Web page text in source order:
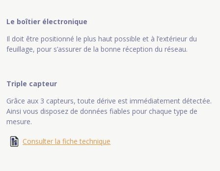
Le boîtier électronique
Il doit être positionné le plus haut possible et à l’extérieur du
feuillage, pour s’assurer de la bonne réception du réseau.
Triple capteur
Grâce aux 3 capteurs, toute dérive est immédiatement détectée.
Ainsi vous disposez de données fiables pour chaque type de
mesure.
Consulter la fiche technique